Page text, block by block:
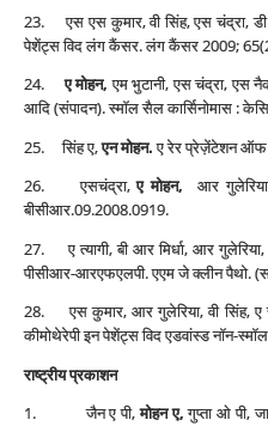
23. एस एस कुमार, वी सिंह, एस चंद्रा,
पेशेंट्स विद लंग कैंसर. लंग कैंसर 2009;
24.ए मोहन,एम भुटानी, एस चंद्रा, एस
आदि (संपादन). स्‍मॉल सैल कार्सिनोमास :
25. सिंह ए,एन मोहन.ए रेर प्रेज़ेंटेशन ऑफ
26. एसचंद्रा,ए मोहन,
आर
बीसीआर.09.2008.0919.
27. ए त्‍यागी, बी आर मिर्धा, आर
पीसीआर-आरएफएलपी. एएम जे क्‍लीन पैथो.
28. एस कुमार, आर गुलेरिया, वी सिंह, ए
कीमोथेरेपी इन पेशेंट्स विद एडवांस्‍ड नॉन-
राष्‍ट्रीय प्रकाशन
1. जैन ए पी,मोहन ए,गुप्‍ता ओ पी,